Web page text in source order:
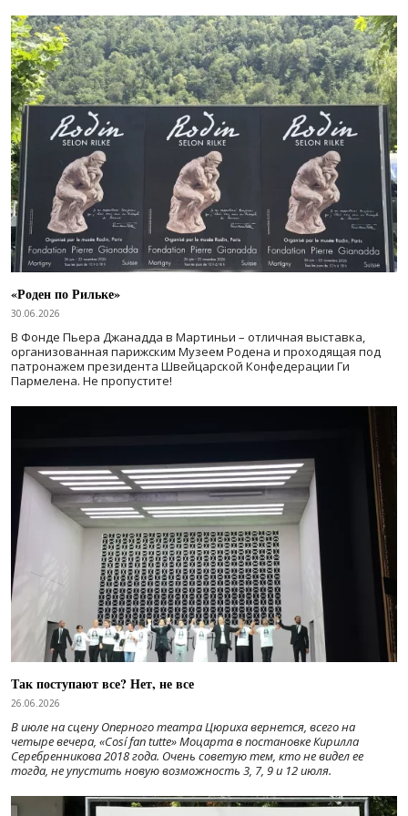
«Роден по Рильке»
30.06.2026
В Фонде Пьера Джанадда в Мартиньи – отличная выставка,
организованная парижским Музеем Родена и проходящая под
патронажем президента Швейцарской Конфедерации Ги
Пармелена. Не пропустите!
Так поступают все? Нет, не все
26.06.2026
В июле на сцену Оперного театра Цюриха вернется, всего на
четыре вечера, «Cosí fan tutte» Моцарта в постановке Кирилла
Серебренникова 2018 года. Очень советую тем, кто не видел ее
тогда, не упустить новую возможность 3, 7, 9 и 12 июля.